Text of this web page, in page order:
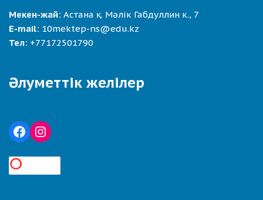
Мекен-жай: Астана қ. Мәлік Габдуллин к., 7
E-mail: 10mektep-ns@edu.kz
Тел: +77172501790
Әлуметтік желілер